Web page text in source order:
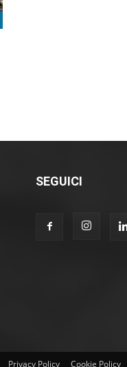
SEGUICI
Privacy Policy Cookie Policy